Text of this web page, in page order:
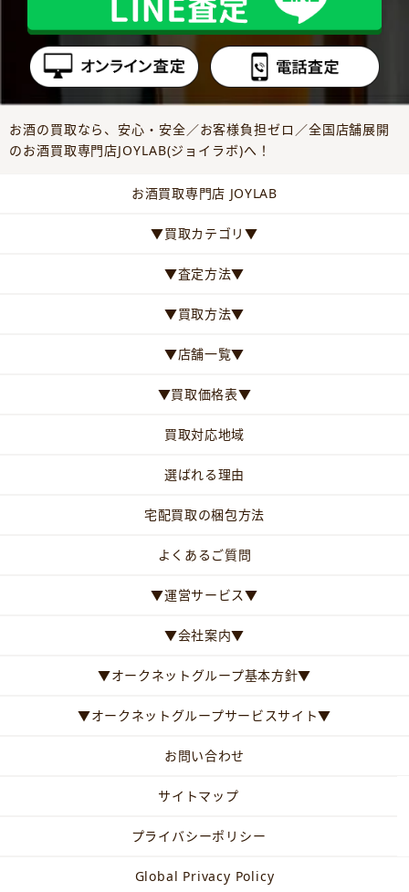
お酒の買取なら、安心・安全／お客様負担ゼロ／全国店舗展開
のお酒買取専門店JOYLAB(ジョイラボ)へ！
お酒買取専門店 JOYLAB
▼買取カテゴリ▼
▼査定方法▼
▼買取方法▼
▼店舗一覧▼
▼買取価格表▼
買取対応地域
選ばれる理由
宅配買取の梱包方法
よくあるご質問
▼運営サービス▼
▼会社案内▼
▼オークネットグループ基本方針▼
▼オークネットグループサービスサイト▼
お問い合わせ
サイトマップ
プライバシーポリシー
Global Privacy Policy